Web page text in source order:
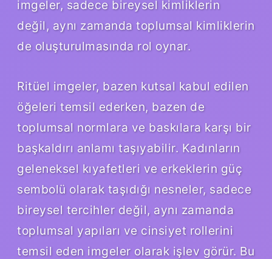
imgeler, sadece bireysel kimliklerin
değil, aynı zamanda toplumsal kimliklerin
de oluşturulmasında rol oynar.
Ritüel imgeler, bazen kutsal kabul edilen
öğeleri temsil ederken, bazen de
toplumsal normlara ve baskılara karşı bir
başkaldırı anlamı taşıyabilir. Kadınların
geleneksel kıyafetleri ve erkeklerin güç
sembolü olarak taşıdığı nesneler, sadece
bireysel tercihler değil, aynı zamanda
toplumsal yapıları ve cinsiyet rollerini
temsil eden imgeler olarak işlev görür. Bu